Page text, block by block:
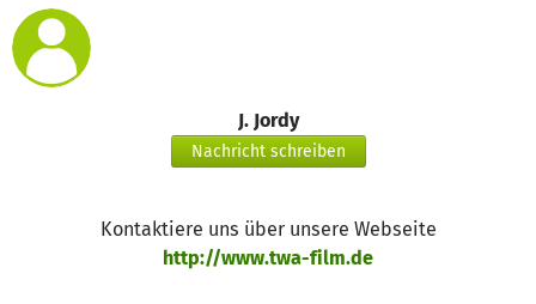
J. Jordy
Nachricht schreiben
Kontaktiere uns über unsere Webseite
http://www.twa-film.de